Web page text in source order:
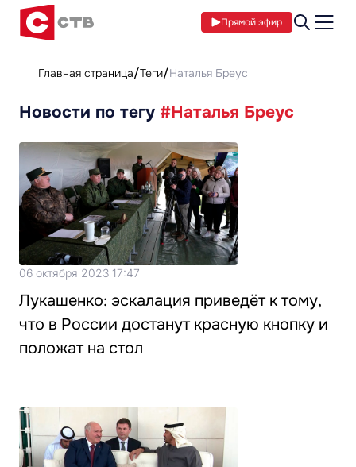
Прямой эфир
Главная страница Теги Наталья Бреус
Новости по тегу #Наталья Бреус
06 октября 2023 17:47
Лукашенко: эскалация приведёт к тому,
что в России достанут красную кнопку и
положат на стол